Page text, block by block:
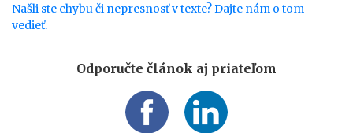
Našli ste chybu či nepresnosť v texte? Dajte nám o tom
vedieť.
Odporučte článok aj priateľom